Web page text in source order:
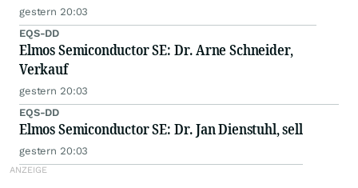
gestern 20:03
EQS-DD
Elmos Semiconductor SE: Dr. Arne Schneider,
Verkauf
gestern 20:03
EQS-DD
Elmos Semiconductor SE: Dr. Jan Dienstuhl, sell
gestern 20:03